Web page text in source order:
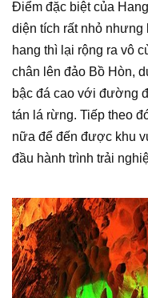
Điểm đặc biệt của
diện tích rất nhỏ nhưng
hang thì lại rộng ra vô
chân lên đảo Bồ Hòn,
bậc đá cao với đường
tán lá rừng. Tiếp theo
nữa để đến được khu
đầu hành trình trải